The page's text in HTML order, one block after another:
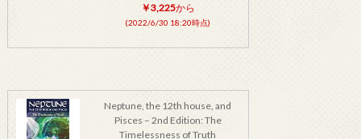
￥3,225から
(2022/6/30 18:20時点)
Neptune, the 12th house, and
Pisces – 2nd Edition: The
Timelessness of Truth